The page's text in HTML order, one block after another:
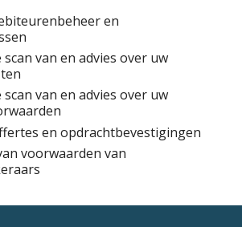
en
scan van en advies over uw
scan van en advies over uw
en opdrachtbevestigingen
voorwaarden van